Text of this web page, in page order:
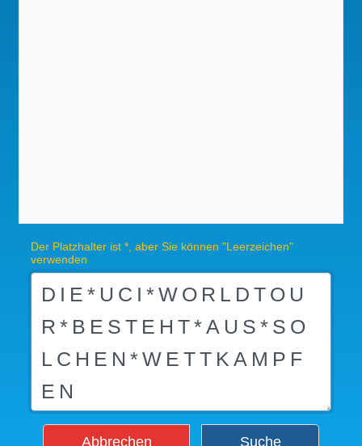
Der Platzhalter ist *, aber Sie können "Leerzeichen"
verwenden
Abbrechen Suche